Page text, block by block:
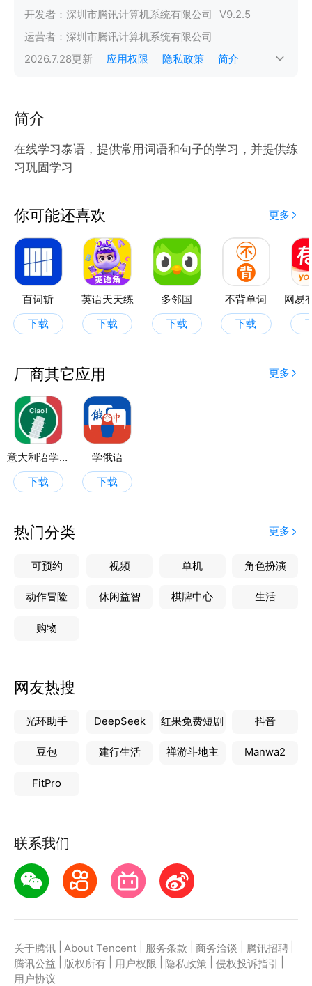
开发者： 深圳市腾讯计算机系统有限公司 V9.2.5
运营者： 深圳市腾讯计算机系统有限公司
2026.7.28更新 应用权限 隐私政策 简介
简介
在线学习泰语，提供常用词语和句子的学习，并提供练
习巩固学习
你可能还喜欢 更多
百词斩
下载
英语天天练
下载
多邻国
下载
不背单词
下载
厂商其它应用 更多
意大利语学习软件
下载
学俄语
下载
热门分类 更多
可预约 视频 单机 角色扮演
动作冒险 休闲益智 棋牌中心 生活
购物
网友热搜
光环助手 DeepSeek 红果免费短剧 抖音
豆包 建行生活 禅游斗地主 Manwa2
FitPro
联系我们
关于腾讯 About Tencent 服务条款 商务洽谈 腾讯招聘
腾讯公益
版权所有 用户权限 隐私政策 侵权投诉指引
用户协议